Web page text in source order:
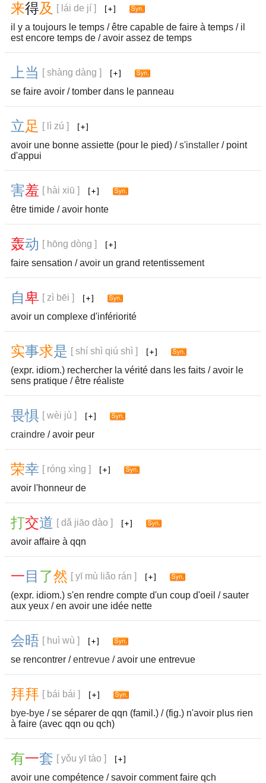
来得及
[ lái de jí ]
il y a toujours le temps / être capable de faire à temps / il
est encore temps de / avoir assez de temps
上当 [ shàng dàng ]
se faire avoir / tomber dans le panneau
立足 [ lì zú ]
avoir une bonne assiette (pour le pied) /s'installer / point
d'appui
害羞 [ hài xiū ]
être timide / avoir honte
轰动 [ hōng dòng ]
faire sensation / avoir un grand retentissement
自卑 [ zì bēi ]
avoir un complexe d'infériorité
实事求是 [ shí shì qiú shì ]
(expr. idiom.) rechercher la vérité dans les faits / avoir le
sens pratique / être réaliste
畏惧 [ wèi jù ]
craindre / avoir peur
荣幸 [ róng xìng ]
avoir l'honneur de
打交道 [ dǎ jiāo dào ]
avoir affaire à qqn
一 目 了然 [ yī mù liǎo rán ]
(expr. idiom.) s'en rendre compte d'un coup d'oeil / sauter
aux yeux / en avoir une idée nette
会晤 [ huì wù ]
se rencontrer /entrevue / avoir une entrevue
拜拜 [ bái bái ]
bye-bye / se séparer de qqn (famil.) / (fig.) n'avoir plus rien
à faire (avec qqn ou qch)
有一套 [ yǒu yī tào ]
avoir une compétence / savoir comment faire qch